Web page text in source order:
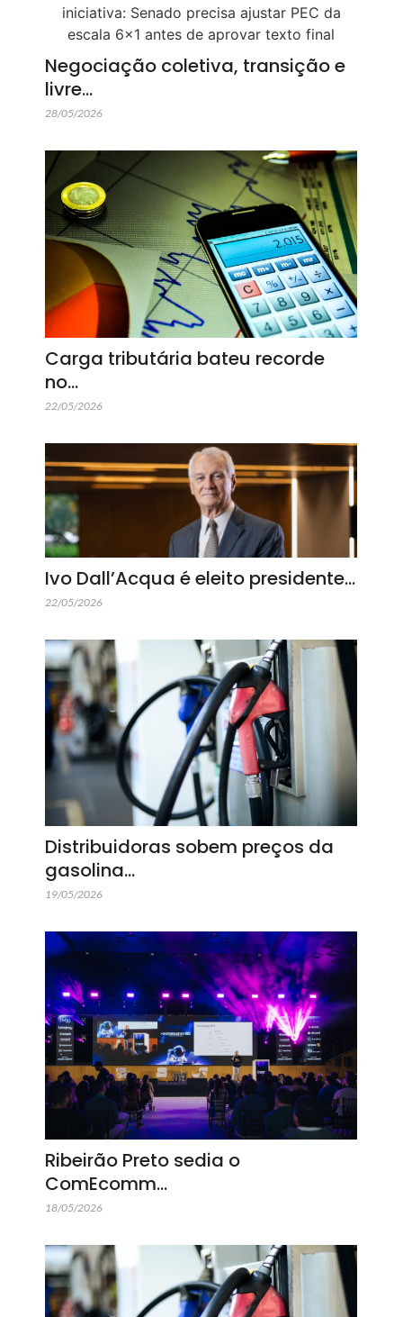
Negociação coletiva, transição e
livre…
28/05/2026
Carga tributária bateu recorde
no…
22/05/2026
Ivo Dall’Acqua é eleito presidente…
22/05/2026
Distribuidoras sobem preços da
gasolina…
19/05/2026
Ribeirão Preto sedia o
ComEcomm…
18/05/2026